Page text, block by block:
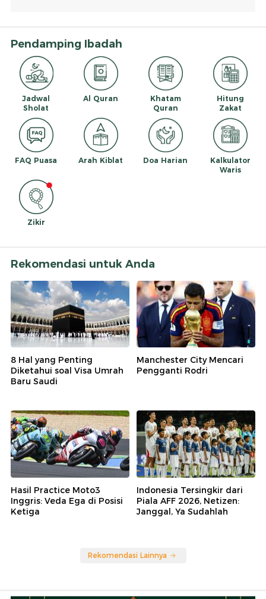
Pendamping Ibadah
Jadwal
Sholat
Al Quran
Khatam
Quran
Hitung
Zakat
FAQ Puasa Arah Kiblat Doa Harian
Kalkulator
Waris
Zikir
Rekomendasi untuk Anda
8 Hal yang Penting
Diketahui soal Visa Umrah
Baru Saudi
Manchester City Mencari
Pengganti Rodri
Hasil Practice Moto3
Inggris: Veda Ega di Posisi
Ketiga
Indonesia Tersingkir dari
Piala AFF 2026, Netizen:
Janggal, Ya Sudahlah
Rekomendasi Lainnya